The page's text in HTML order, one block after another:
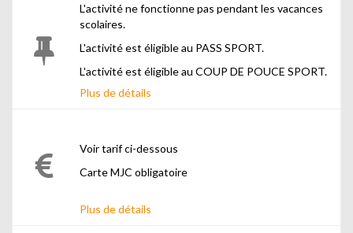
L'activité ne fonctionne pas pendant les vacances
scolaires.
L'activité est éligible au PASS SPORT.
L'activité est éligible au COUP DE POUCE SPORT.
L'activité est éligible au CHÈQUE PASSERELLE
Plus de détails
Voir tarif ci-dessous
Carte MJC obligatoire
Plus de détails